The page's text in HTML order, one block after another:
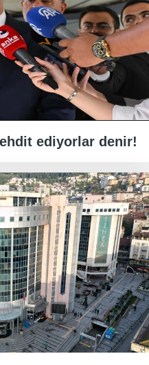
ediyorlar denir!